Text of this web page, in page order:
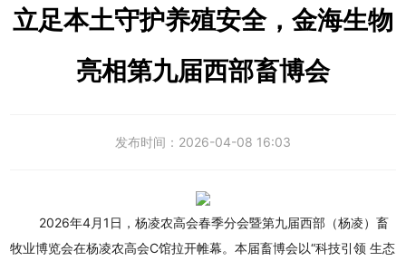
立足本土守护养殖安全，金海生物
亮相第九届西部畜博会
发布时间： 2026-04-08 16:03
2026年4月1日，杨凌农高会春季分会暨第九届西部（杨凌）畜
牧业博览会在杨凌农高会C馆拉开帷幕。本届畜博会以“科技引领 生态